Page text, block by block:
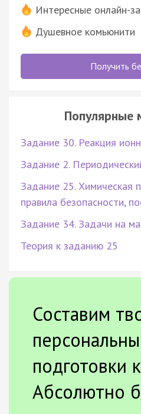
Интересные онлайн-
Душевное комьюнити
Получить
Популярные
Задание 30. Реакция
Задание 2.
Задание 25. Химическая
правила безопасности,
Задание 34. Задачи на
Теория к заданию 25
Составим
подготовки
Абсолютно